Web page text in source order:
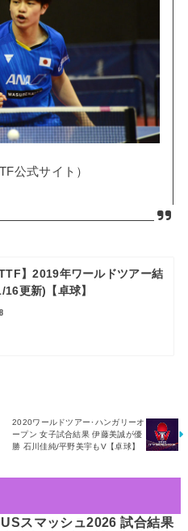
公式サイト）
】2019年ワールドツアー結
更新)【卓球】
2020ワールドツアー･ハンガリーオ
ープン 女子試合結果 伊藤美誠が優
勝 石川佳純/平野美宇もV【卓球】
スマッシュ2026 試合結果